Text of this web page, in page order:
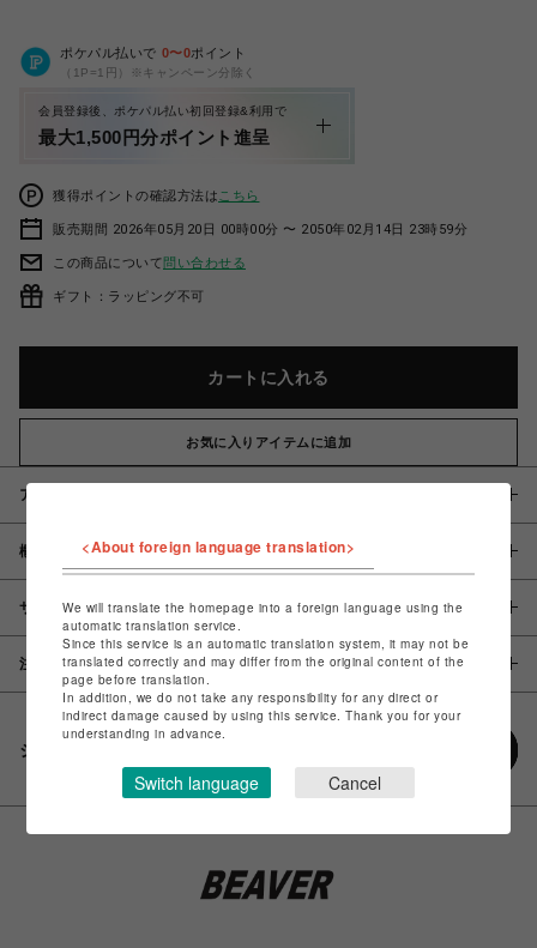
ポケパル払いで 0〜0ポイント
（1P=1円）※キャンペーン分除く
会員登録後、ポケパル払い初回登録&利用で
最大1,500円分ポイント進呈
獲得ポイントの確認方法は こちら
販売期間 2026年05月20日 00時00分 〜 2050年02月14日 23時59分
この商品について問い合わせる
ギフト：ラッピング不可
カートに入れる
お気に入りアイテムに追加
アイテム説明 / 素材
概要
サイズ
注意事項
シェアする
<About foreign language translation>
We will translate the homepage into a foreign language using the
automatic translation service.
Since this service is an automatic translation system, it may not be
translated correctly and may differ from the original content of the
page before translation.
In addition, we do not take any responsibility for any direct or
indirect damage caused by using this service. Thank you for your
understanding in advance.
Switch language Cancel